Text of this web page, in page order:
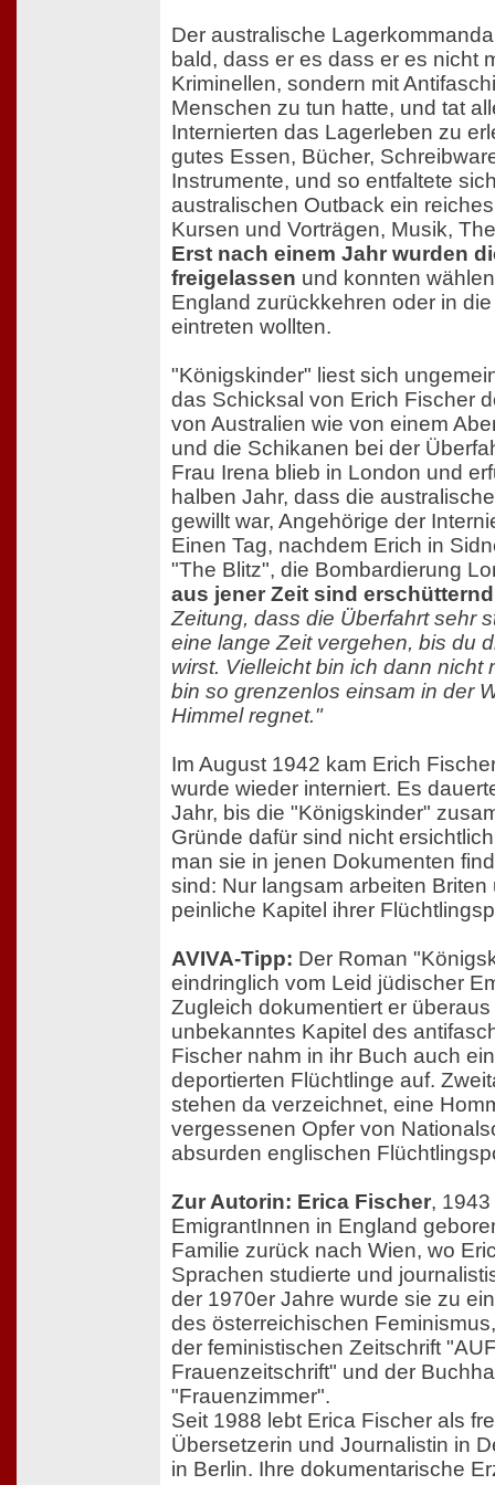
Der australische
bald, dass er es dass er es nicht
Kriminellen, sondern mit
Menschen zu tun hatte, und tat
Internierten das Lagerleben zu
gutes Essen, Bücher,
Instrumente, und so entfaltete
australischen Outback ein
Kursen und Vorträgen, Musik,
Erst nach einem Jahr wurden
freigelassen und konnten
England zurückkehren oder in
eintreten wollten.
"Königskinder" liest sich
das Schicksal von Erich Fischer
von Australien wie von einem
und die Schikanen bei der
Frau Irena blieb in London und
halben Jahr, dass die
gewillt war, Angehörige der
Einen Tag, nachdem Erich in
"The Blitz", die Bombardierung
aus jener Zeit sind
Zeitung, dass die Überfahrt sehr
eine lange Zeit vergehen, bis du
wirst. Vielleicht bin ich dann nicht
bin so grenzenlos einsam in der
Himmel regnet."
Im August 1942 kam Erich
wurde wieder interniert. Es
Jahr, bis die "Königskinder"
Gründe dafür sind nicht
man sie in jenen Dokumenten
sind: Nur langsam arbeiten
peinliche Kapitel ihrer
AVIVA-Tipp: Der Roman
eindringlich vom Leid jüdischer
Zugleich dokumentiert er
unbekanntes Kapitel des
Fischer nahm in ihr Buch auch
deportierten Flüchtlinge auf.
stehen da verzeichnet, eine
vergessenen Opfer von
absurden englischen
Zur Autorin: Erica Fischer,
EmigrantInnen in England
Familie zurück nach Wien, wo
Sprachen studierte und
der 1970er Jahre wurde sie zu
des österreichischen
der feministischen Zeitschrift
Frauenzeitschrift" und der
"Frauenzimmer".
Seit 1988 lebt Erica Fischer als
Übersetzerin und Journalistin in
in Berlin. Ihre dokumentarische